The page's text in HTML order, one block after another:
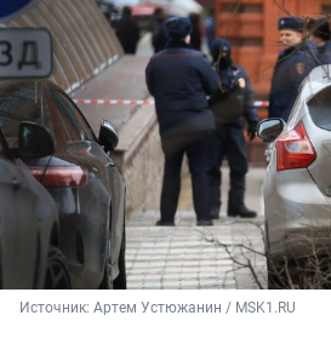
Источник: Артем Устюжанин / MSK1.RU